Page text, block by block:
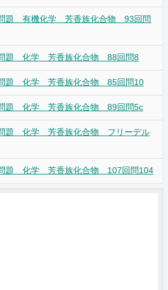
題 有機化学 芳香族化合物 93回問
問題 化学 芳香族化合物 88回問8
問題 化学 芳香族化合物 85回問10
問題 化学 芳香族化合物 89回問5c
問題 化学 芳香族化合物 フリーデル
問題 化学 芳香族化合物 107回問104